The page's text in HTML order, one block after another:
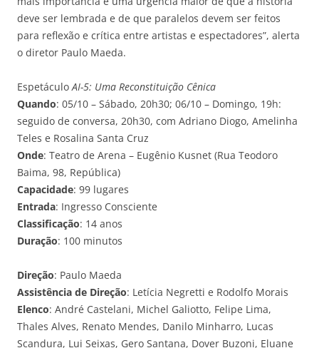
deve ser lembrada e de que paralelos devem ser feitos
para reflexão e crítica entre artistas e espectadores”, alerta
o diretor Paulo Maeda.
Espetáculo AI-5: Uma Reconstituição Cênica
Quando: 05/10 – Sábado, 20h30; 06/10 – Domingo, 19h:
seguido de conversa, 20h30, com Adriano Diogo, Amelinha
Teles e Rosalina Santa Cruz
Onde: Teatro de Arena – Eugênio Kusnet (Rua Teodoro
Baima, 98, República)
Capacidade: 99 lugares
Entrada: Ingresso Consciente
Classificação: 14 anos
Duração: 100 minutos
Direção: Paulo Maeda
Assistência de Direção: Letícia Negretti e Rodolfo Morais
Elenco: André Castelani, Michel Galiotto, Felipe Lima,
Thales Alves, Renato Mendes, Danilo Minharro, Lucas
Scandura, Lui Seixas, Gero Santana, Dover Buzoni, Eluane